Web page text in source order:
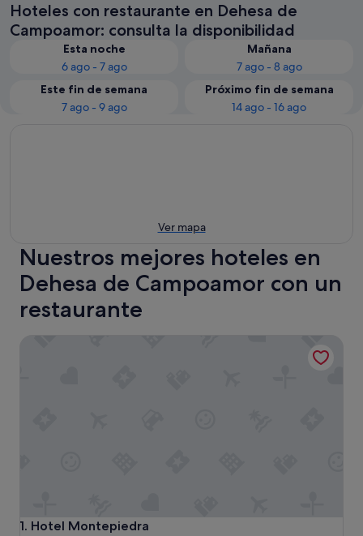
Hoteles con restaurante en Dehesa de
Campoamor: consulta la disponibilidad
Esta noche
6 ago - 7 ago
Mañana
7 ago - 8 ago
Este fin de semana
7 ago - 9 ago
Próximo fin de semana
14 ago - 16 ago
Ver mapa
Nuestros mejores hoteles en
Dehesa de Campoamor con un
restaurante
1. Hotel Montepiedra
Hotel Montepiedra